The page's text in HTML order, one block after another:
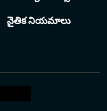
నైతిక నియమాలు